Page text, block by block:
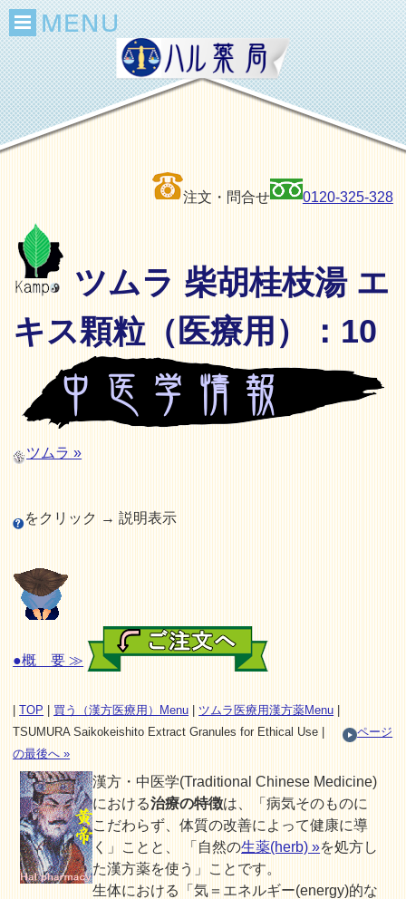
注文・問合せ 0120-325-328
ツムラ 柴胡桂枝湯 エ
キス顆粒（医療用）：10
ツムラ »
をクリック → 説明表示
●概 要 ≫
|TOP 買う（漢方医療用）Menu ツムラ医療用漢方薬Menu
TSUMURA Saikokeishito Extract Granules for Ethical Use |
ページ
の最後へ »
漢方・中医学(Traditional Chinese Medicine)
における治療の特徴は、「病気そのものに
こだわらず、体質の改善によって健康に導
く」ことと、 「自然の生薬(herb) »を処方し
た漢方薬を使う」ことです。
生体における「気＝エネルギー(energy)的な